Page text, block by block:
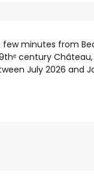
minutes from
century
July 2026 and